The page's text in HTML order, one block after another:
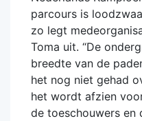
parcours is
zo legt
Toma uit. “De
breedte van de
het nog niet gehad
het wordt afzien
de toeschouwers en